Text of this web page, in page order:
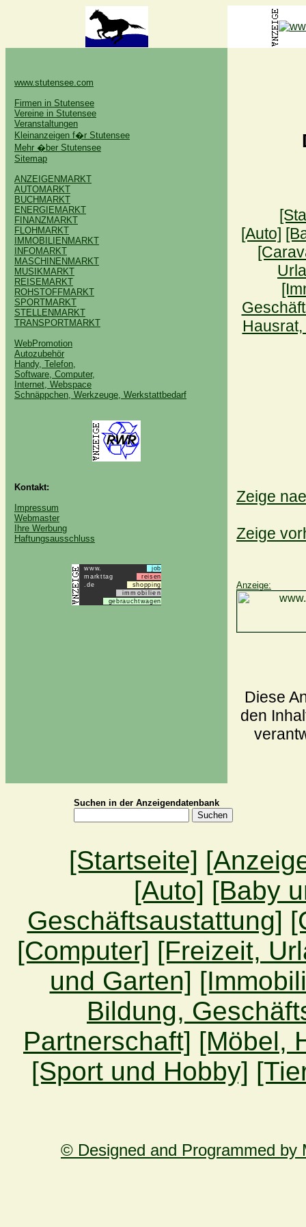
www.stutensee.com
Firmen in Stutensee
Vereine in Stutensee
Veranstaltungen
Kleinanzeigen f�r Stutensee
Mehr �ber Stutensee
Sitemap
ANZEIGENMARKT
AUTOMARKT
BUCHMARKT
ENERGIEMARKT
FINANZMARKT
FLOHMARKT
IMMOBILIENMARKT
INFOMARKT
MASCHINENMARKT
MUSIKMARKT
REISEMARKT
ROHSTOFFMARKT
SPORTMARKT
STELLENMARKT
TRANSPORTMARKT
WebPromotion
Autozubehör
Handy, Telefon,
Software, Computer,
Internet, Webspace
Schnäppchen, Werkzeuge, Werkstattbedarf
Kontakt:
Impressum
Webmaster
Ihre Werbung
Haftungsausschluss
www.
markttag
.de
job
reisen
shopping
immobilien
gebrauchtwagen
[Auto]
Zeige
Zeige
Anzeige:
Diese
den
Suchen in der Anzeigendatenbank
[Startseite]
[Auto] [Baby
Geschäftsaustattung]
[Computer] [Freizeit,
und Garten]
Bildung,
Partnerschaft] [Möbel,
[Sport und Hobby]
© Designed and Programmed by